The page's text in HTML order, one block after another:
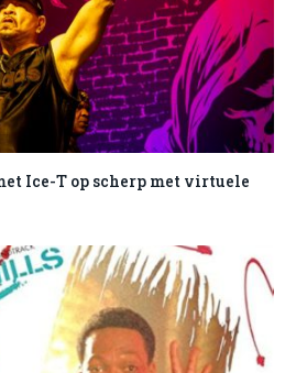
Ice-T op scherp met virtuele